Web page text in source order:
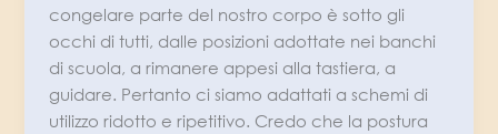
congelare parte del nostro corpo è sotto gli
occhi di tutti, dalle posizioni adottate nei banchi
di scuola, a rimanere appesi alla tastiera, a
guidare. Pertanto ci siamo adattati a schemi di
utilizzo ridotto e ripetitivo. Credo che la postura